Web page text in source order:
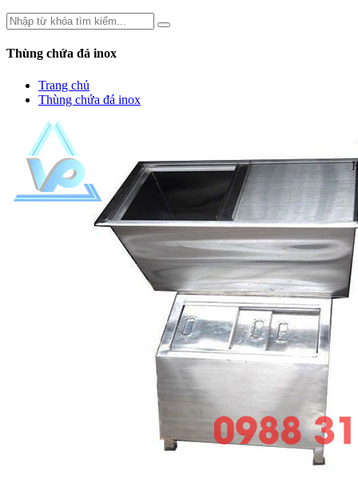
Thùng chứa đá inox
Trang chủ
Thùng chứa đá inox